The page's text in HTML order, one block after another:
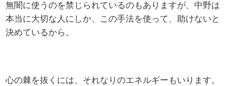
無闇に使うのを禁じられているのもありますが、中野は
本当に大切な人にしか、この手法を使って、助けないと
決めているから。
心の棘を抜くには、それなりのエネルギーもいります。